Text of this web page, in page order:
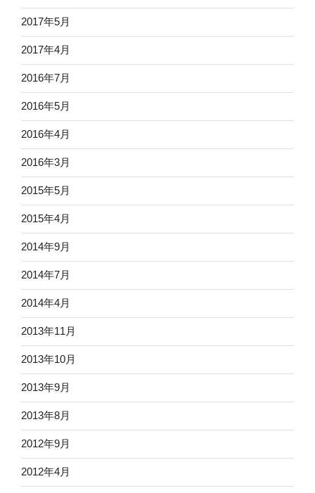
2017年5月
2017年4月
2016年7月
2016年5月
2016年4月
2016年3月
2015年5月
2015年4月
2014年9月
2014年7月
2014年4月
2013年11月
2013年10月
2013年9月
2013年8月
2012年9月
2012年4月